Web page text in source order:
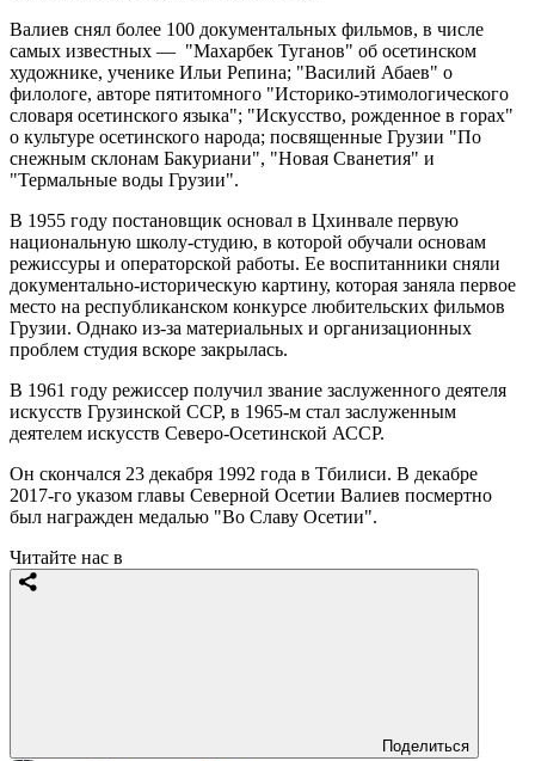
Валиев снял более 100 документальных фильмов, в числе
самых известных — "Махарбек Туганов" об осетинском
художнике, ученике Ильи Репина; "Василий Абаев" о
филологе, авторе пятитомного "Историко-этимологического
словаря осетинского языка"; "Искусство, рожденное в горах"
о культуре осетинского народа; посвященные Грузии "По
снежным склонам Бакуриани", "Новая Сванетия" и
"Термальные воды Грузии".
В 1955 году постановщик основал в Цхинвале первую
национальную школу-студию, в которой обучали основам
режиссуры и операторской работы. Ее воспитанники сняли
документально-историческую картину, которая заняла первое
место на республиканском конкурсе любительских фильмов
Грузии. Однако из-за материальных и организационных
проблем студия вскоре закрылась.
В 1961 году режиссер получил звание заслуженного деятеля
искусств Грузинской ССР, в 1965-м стал заслуженным
деятелем искусств Северо-Осетинской АССР.
Он скончался 23 декабря 1992 года в Тбилиси. В декабре
2017-го указом главы Северной Осетии Валиев посмертно
был награжден медалью "Во Славу Осетии".
Читайте нас в
Поделиться